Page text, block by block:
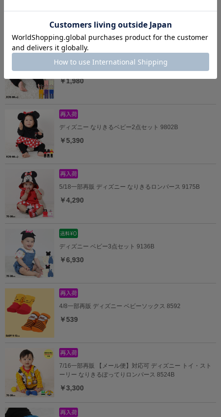
￥5,940
ディズニー おしりキャラクターべビータイツ 9604
￥1,980
ディズニー なりきるベビー2点セット 9802B
￥5,390
5/18一部再販 ディズニー なりきるロンパース 9175B
￥4,290
ディズニー ベビー3点セット 9136B
￥6,930
4/8一部再販 ディズニー ベビーソックス 8592
￥539
7/16一部再販 【メール便】対応可 ディズニー トイ・スト
ーリー なりきるぽってりロンパース 8524B
￥3,300